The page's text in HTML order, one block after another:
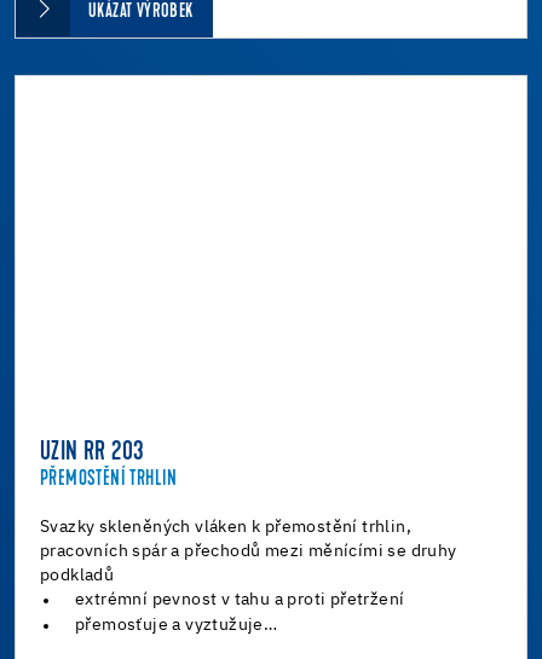
UKÁZAT VÝROBEK
UZIN RR 203
PŘEMOSTĚNÍ TRHLIN
Svazky skleněných vláken k přemostění trhlin,
pracovních spár a přechodů mezi měnícími se druhy
podkladů
extrémní pevnost v tahu a proti přetržení
přemosťuje a vyztužuje…